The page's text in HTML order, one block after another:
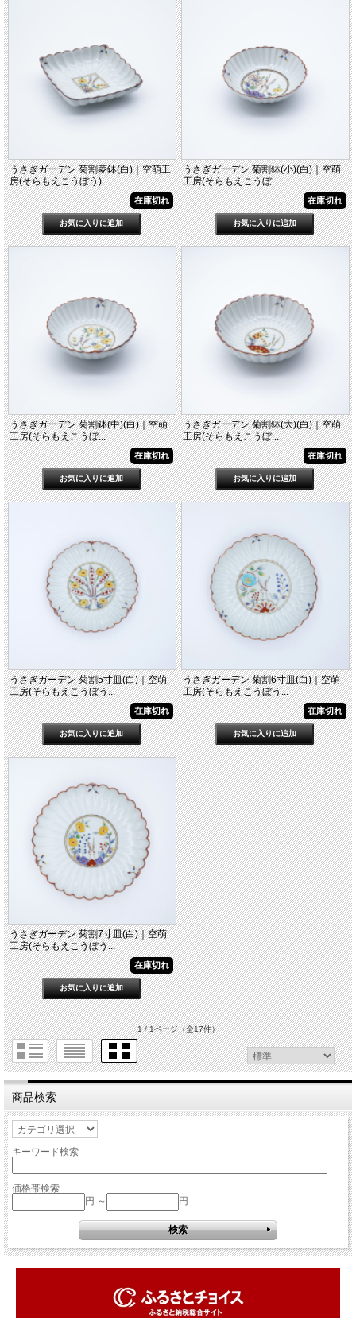
うさぎガーデン 菊割菱鉢(白)｜空萌工
房(そらもえこうぼう)...
在庫切れ
うさぎガーデン 菊割鉢(小)(白)｜空萌
工房(そらもえこうぼ...
在庫切れ
うさぎガーデン 菊割鉢(中)(白)｜空萌
工房(そらもえこうぼ...
在庫切れ
うさぎガーデン 菊割鉢(大)(白)｜空萌
工房(そらもえこうぼ...
在庫切れ
うさぎガーデン 菊割5寸皿(白)｜空萌
工房(そらもえこうぼう...
在庫切れ
うさぎガーデン 菊割6寸皿(白)｜空萌
工房(そらもえこうぼう...
在庫切れ
うさぎガーデン 菊割7寸皿(白)｜空萌
工房(そらもえこうぼう...
在庫切れ
1 / 1ページ（全17件）
商品検索
キーワード検索
価格帯検索
円 ～
円